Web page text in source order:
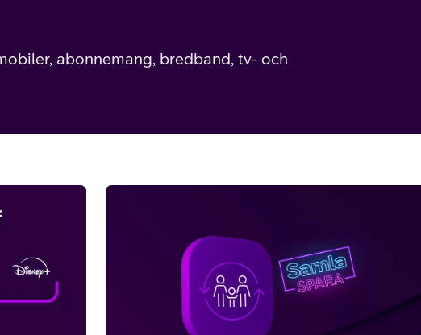
Extra användare Laddningscheck
abonnemang, bredband, tv- och